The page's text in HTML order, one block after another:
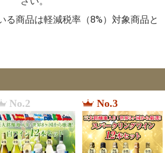
る商品は軽減税率（8%）対象商品と
No.2 No.3